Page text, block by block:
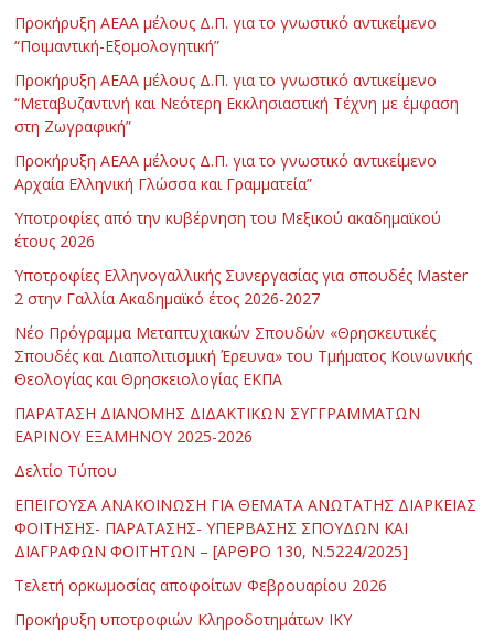
Προκήρυξη ΑΕΑΑ μέλους Δ.Π. για το γνωστικό αντικείμενο
“Ποιμαντική-Εξομολογητική”
Προκήρυξη ΑΕΑΑ μέλους Δ.Π. για το γνωστικό αντικείμενο
“Μεταβυζαντινή και Νεότερη Εκκλησιαστική Τέχνη με έμφαση
στη Ζωγραφική”
Προκήρυξη ΑΕΑΑ μέλους Δ.Π. για το γνωστικό αντικείμενο
Αρχαία Ελληνική Γλώσσα και Γραμματεία”
Υποτροφίες από την κυβέρνηση του Μεξικού ακαδημαϊκού
έτους 2026
Υποτροφίες Ελληνογαλλικής Συνεργασίας για σπουδές Master
2 στην Γαλλία Ακαδημαϊκό έτος 2026-2027
Νέο Πρόγραμμα Μεταπτυχιακών Σπουδών «Θρησκευτικές
Σπουδές και Διαπολιτισμική Έρευνα» του Τμήματος Κοινωνικής
Θεολογίας και Θρησκειολογίας ΕΚΠΑ
ΠΑΡΑΤΑΣΗ ΔΙΑΝΟΜΗΣ ΔΙΔΑΚΤΙΚΩΝ ΣΥΓΓΡΑΜΜΑΤΩΝ
ΕΑΡΙΝΟΥ ΕΞΑΜΗΝΟΥ 2025-2026
Δελτίο Τύπου
ΕΠΕΙΓΟΥΣΑ ΑΝΑΚΟΙΝΩΣΗ ΓΙΑ ΘΕΜΑΤΑ ΑΝΩΤΑΤΗΣ ΔΙΑΡΚΕΙΑΣ
ΦΟΙΤΗΣΗΣ- ΠΑΡΑΤΑΣΗΣ- ΥΠΕΡΒΑΣΗΣ ΣΠΟΥΔΩΝ ΚΑΙ
ΔΙΑΓΡΑΦΩΝ ΦΟΙΤΗΤΩΝ – [ΑΡΘΡΟ 130, Ν.5224/2025]
Τελετή ορκωμοσίας αποφοίτων Φεβρουαρίου 2026
Προκήρυξη υποτροφιών Κληροδοτημάτων ΙΚΥ